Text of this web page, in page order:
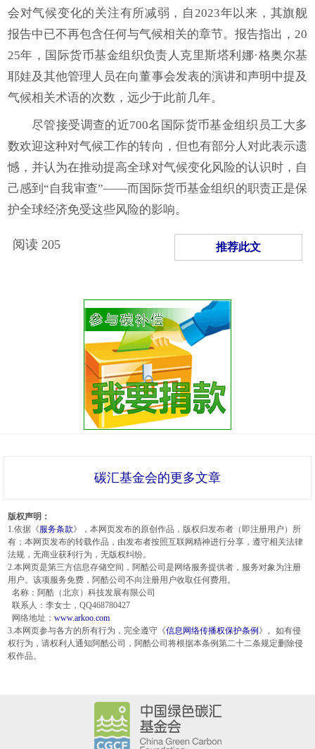
会对气候变化的关注有所减弱，自2023年以来，其旗舰
报告中已不再包含任何与气候相关的章节。报告指出，20
25年，国际货币基金组织负责人克里斯塔利娜·格奥尔基
耶娃及其他管理人员在向董事会发表的演讲和声明中提及
气候相关术语的次数，远少于此前几年。
尽管接受调查的近700名国际货币基金组织员工大多
数欢迎这种对气候工作的转向，但也有部分人对此表示遗
憾，并认为在推动提高全球对气候变化风险的认识时，自
己感到“自我审查”——而国际货币基金组织的职责正是保
护全球经济免受这些风险的影响。
阅读 205 推荐此文
碳汇基金会的更多文章
版权声明：
1.依据《服务条款》，本网页发布的原创作品，版权归发布者（即注册用户）所
有；本网页发布的转载作品，由发布者按照互联网精神进行分享，遵守相关法律
法规，无商业获利行为，无版权纠纷。
2.本网页是第三方信息存储空间，阿酷公司是网络服务提供者，服务对象为注册
用户。该项服务免费，阿酷公司不向注册用户收取任何费用。
名称：阿酷（北京）科技发展有限公司
联系人：李女士，QQ468780427
网络地址： www.arkoo.com
3.本网页参与各方的所有行为，完全遵守《信息网络传播权保护条例 》。如有侵
权行为，请权利人通知阿酷公司，阿酷公司将根据本条例第二十二条规定删除侵
权作品。